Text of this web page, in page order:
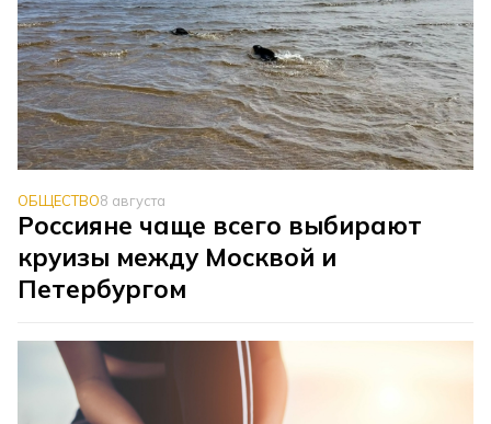
ОБЩЕСТВО8 августа
Россияне чаще всего выбирают
круизы между Москвой и
Петербургом